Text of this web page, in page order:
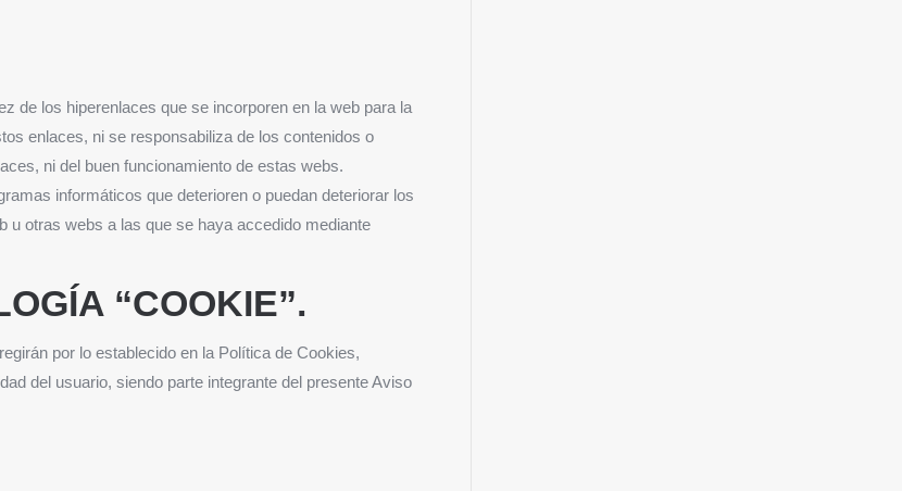
de los hiperenlaces que se incorporen en la web para la
enlaces, ni se responsabiliza de los contenidos o
ni del buen funcionamiento de estas webs.
informáticos que deterioren o puedan deteriorar los
otras webs a las que se haya accedido mediante
“COOKIE”.
por lo establecido en la Política de Cookies,
del usuario, siendo parte integrante del presente Aviso